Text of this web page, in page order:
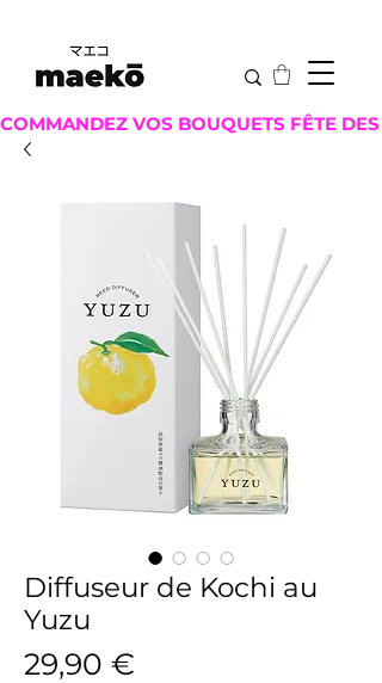
COMMANDEZ VOS BOUQUETS FÊTE DES
Diffuseur de Kochi au
Yuzu
29,90 €